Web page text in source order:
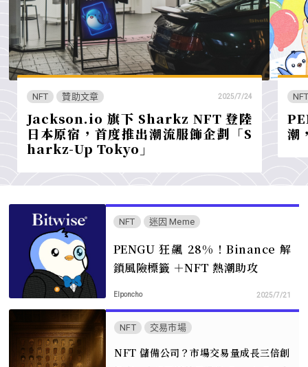
NFT 贊助文章 2025/7/24
Jackson.io 旗下 Sharkz NFT 登陸
日本原宿，首度推出潮流服飾企劃「S
harkz-Up Tokyo」
潮
NFT 迷因 Meme
PENGU 狂飆 28%！Binance 解
鎖風險標籤 ＋NFT 熱潮助攻
Elponcho 2025/7/21
NFT 交易市場
NFT 儲備公司？市場交易量成長三倍創